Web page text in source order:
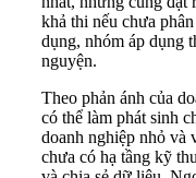
khả thi nếu chưa
dụng, nhóm áp dụng
nguyện.
Theo phản ánh của
có thể làm phát sinh
doanh nghiệp nhỏ và
chưa có hạ tầng kỹ